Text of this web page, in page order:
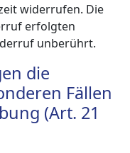
widerrufen. Die
erfolgten
unberührt.
die
Fällen
(Art. 21